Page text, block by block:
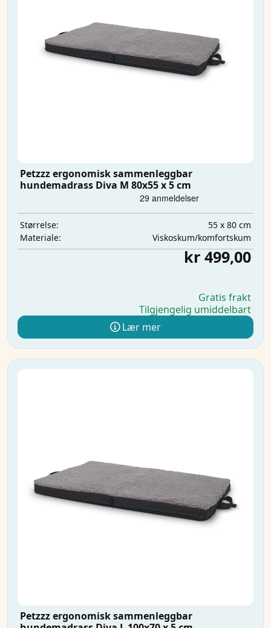
Petzzz ergonomisk sammenleggbar
hundemadrass Diva M 80x55 x 5 cm
Størrelse:
55 x 80 cm
Materiale:
Viskoskum/komfortskum
kr 499,00
Gratis frakt
Tilgjengelig umiddelbart
Lær mer
Petzzz ergonomisk sammenleggbar